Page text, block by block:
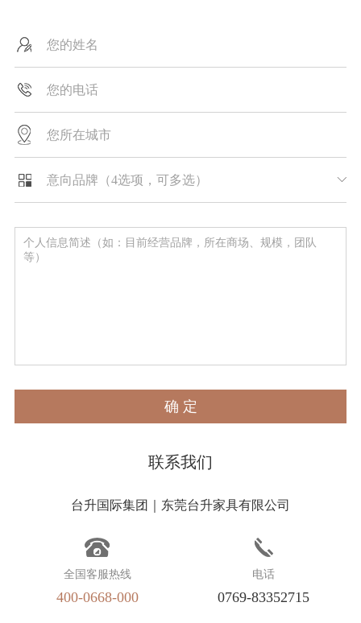
确 定
联系我们
台升国际集团｜东莞台升家具有限公司
全国客服热线
400-0668-000
电话
0769-83352715